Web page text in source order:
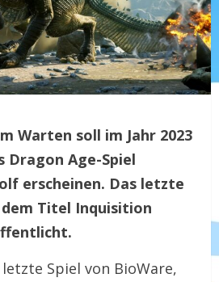
Warten soll im Jahr 2023
Dragon Age-Spiel
erscheinen. Das letzte
Titel Inquisition
Spiel von BioWare,